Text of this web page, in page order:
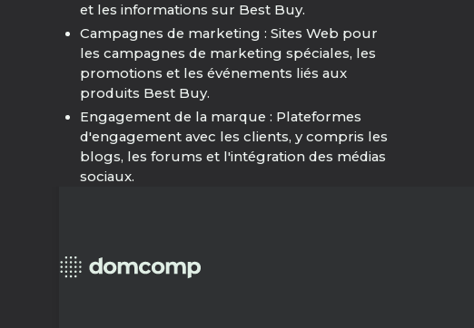
et les informations sur Best Buy.
Campagnes de marketing : Sites Web pour
les campagnes de marketing spéciales, les
promotions et les événements liés aux
produits Best Buy.
Engagement de la marque : Plateformes
d'engagement avec les clients, y compris les
blogs, les forums et l'intégration des médias
sociaux.